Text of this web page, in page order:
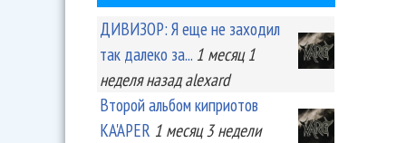
ДИВИЗОР: Я еще не заходил
так далеко за... 1 месяц 1
неделяназад alexard
Второй альбом киприотов
KA'APER 1 месяц 3 недели